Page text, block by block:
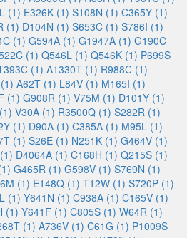
(1) E326K (1) S108N (1) C365Y (1)
(1) D104N (1) S653C (1) S786I (1)
(1) G594A (1) G1947A (1) G190C
(1) Q546L (1) Q546K (1) P699S
(1) A1330T (1) R988C (1)
A62T (1) L84V (1) M165I (1)
(1) G908R (1) V75M (1) D101Y (1)
V30A (1) R3500Q (1) S282R (1)
(1) D90A (1) C385A (1) M95L (1)
(1) S26E (1) N251K (1) G464V (1)
D4064A (1) C168H (1) Q215S (1)
G465R (1) G598V (1) S769N (1)
(1) E148Q (1) T12W (1) S720P (1)
(1) Y641N (1) C938A (1) C165V (1)
(1) Y641F (1) C805S (1) W64R (1)
(1) A736V (1) C61G (1) P1009S